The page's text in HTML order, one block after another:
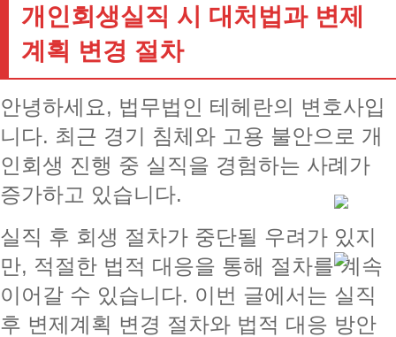
개인회생실직 시 대처법과 변제
계획 변경 절차
안녕하세요, 법무법인 테헤란의 변호사입
니다. 최근 경기 침체와 고용 불안으로 개
인회생 진행 중 실직을 경험하는 사례가
증가하고 있습니다.
실직 후 회생 절차가 중단될 우려가 있지
만, 적절한 법적 대응을 통해 절차를 계속
이어갈 수 있습니다. 이번 글에서는 실직
후 변제계획 변경 절차와 법적 대응 방안